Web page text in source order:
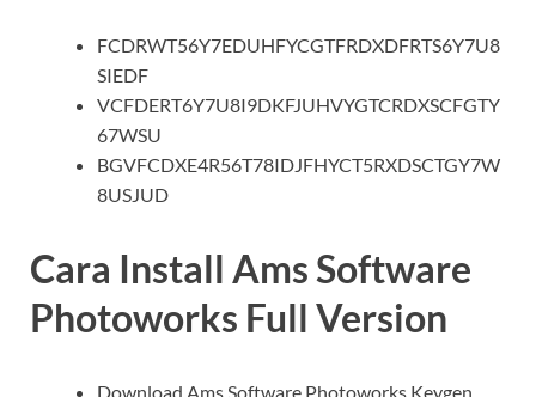
FCDRWT56Y7EDUHFYCGTFRDXDFRTS6Y7U8
SIEDF
VCFDERT6Y7U8I9DKFJUHVYGTCRDXSCFGTY
67WSU
BGVFCDXE4R56T78IDJFHYCT5RXDSCTGY7W
8USJUD
Cara Install Ams Software
Photoworks Full Version
Download Ams Software Photoworks Keygen